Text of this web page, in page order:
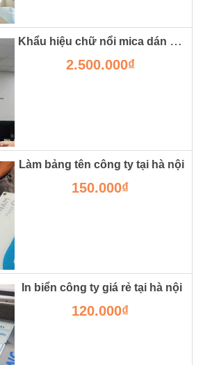
Khẩu hiệu chữ nổi mica dán tường trong công ty
2.500.000₫
Làm bảng tên công ty tại hà nội
150.000₫
In biển công ty giá rẻ tại hà nội
120.000₫